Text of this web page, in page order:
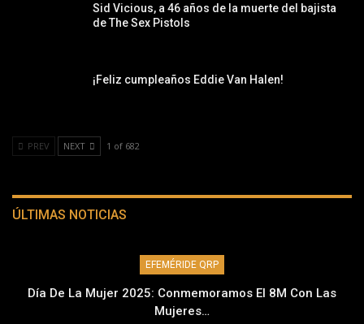
Sid Vicious, a 46 años de la muerte del bajista
de The Sex Pistols
¡Feliz cumpleaños Eddie Van Halen!
PREV NEXT 1 of 682
ÚLTIMAS NOTICIAS
EFEMÉRIDE QRP
Día De La Mujer 2025: Conmemoramos El 8M Con Las
Mujeres…